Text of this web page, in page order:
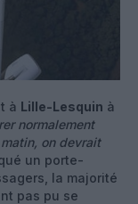
à Lille-Lesquin à
normalement
on devrait
un porte-
la majorité
pas pu se